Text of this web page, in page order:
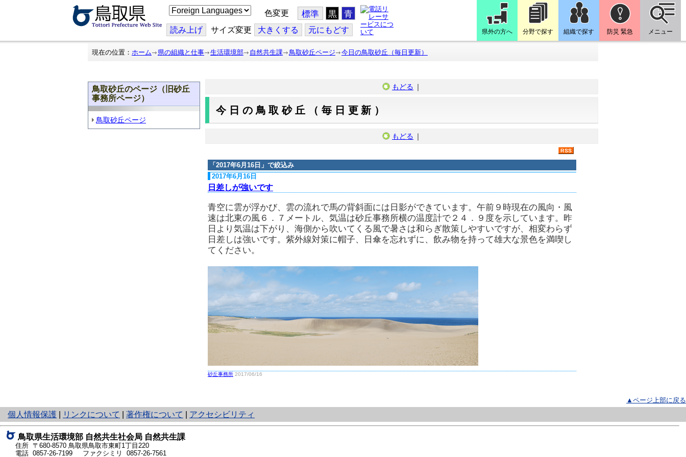
こ
の
ジ
を
翻
色変更 標準 黒 青
読み上げ サイズ変更 大きくする 元にもどす 県外の方へ 分野で探す 組織で探す 防災 緊急 メニュー
現在の位置： ホーム 県の組織と仕事 生活環境部 自然共生課 鳥取砂丘ページ 今日の鳥取砂丘（毎日更新）
鳥取砂丘のページ（旧砂丘
事務所ページ）
鳥取砂丘ページ
もどる ｜
今日の鳥取砂丘（毎日更新）
もどる ｜
「 2017年6月16日 」で絞込み
2017年6月16日
日差しが強いです
青空に雲が浮かび、雲の流れで馬の背斜面には日影ができています。午前９時現在の風向・風
速は北東の風６．７メートル、気温は砂丘事務所横の温度計で２４．９度を示しています。昨
日より気温は下がり、海側から吹いてくる風で暑さは和らぎ散策しやすいですが、相変わらず
日差しは強いです。紫外線対策に帽子、日傘を忘れずに、飲み物を持って雄大な景色を満喫し
てください。
砂丘事務所 2017/06/16
▲ページ上部に戻る
個人情報保護
と
り
ネ
ッ
ト
リンクについて 著作権について アクセシビリティ
鳥取県生活環境部 自然共生社会局 自然共生課
住所 〒680-8570 鳥取県鳥取市東町1丁目220
電話 0857-26-7199 ファクシミリ 0857-26-7561